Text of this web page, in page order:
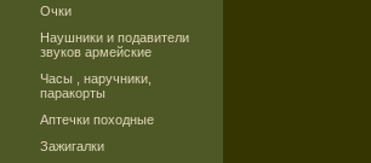
Очки
Наушники и подавители
звуков армейские
Часы , наручники,
паракорты
Аптечки походные
Зажигалки